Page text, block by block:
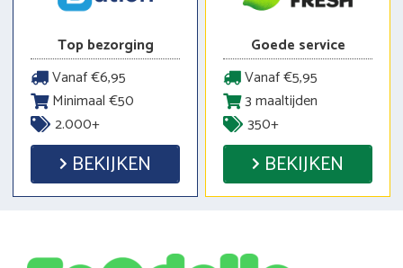
Top bezorging
Vanaf €6,95
Minimaal €50
2.000+
BEKIJKEN
Goede service
Vanaf €5,95
3 maaltijden
350+
BEKIJKEN